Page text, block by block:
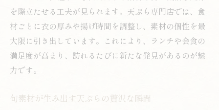
を際立たせる工夫が見られます。天ぷら専門店では、食
材ごとに衣の厚みや揚げ時間を調整し、素材の個性を最
大限に引き出しています。これにより、ランチや会食の
満足度が高まり、訪れるたびに新たな発見があるのが魅
力です。
旬素材が生み出す天ぷらの贅沢な瞬間